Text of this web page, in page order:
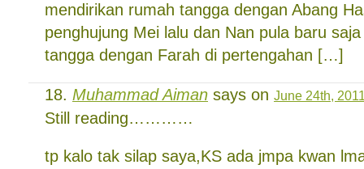
mendirikan rumah tangga dengan Abang
penghujung Mei lalu dan Nan pula baru
tangga dengan Farah di pertengahan […]
Muhammad Aiman says on June 24th,
Still reading…………
tp kalo tak silap saya,KS ada jmpa kwan